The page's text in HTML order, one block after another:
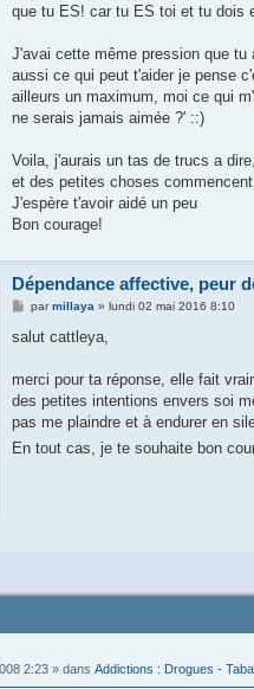
que tu ES! car tu ES toi et tu dois
J'avai cette même pression que
aussi ce qui peut t'aider je pense
ailleurs un maximum, moi ce qui
ne serais jamais aimée ?' ::)
Voila, j'aurais un tas de trucs a
et des petites choses commencent
J'espère t'avoir aidé un peu
Bon courage!
Dépendance affective, peur
M
s
g
parmillaya » lundi 02 mai 2016 8:10
salut cattleya,
merci pour ta réponse, elle fait
des petites intentions envers soi
pas me plaindre et à endurer en
En tout cas, je te souhaite bon
2:23 » dans Addictions : Drogues -